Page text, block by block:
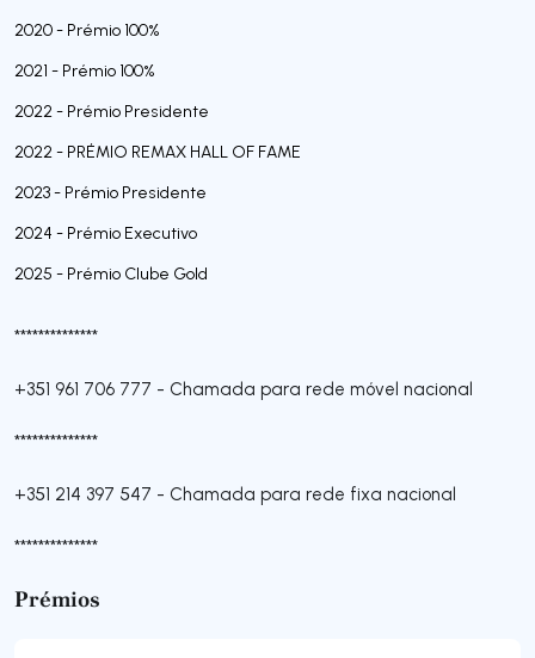
2020 - Prémio 100%
2021 - Prémio 100%
2022 - Prémio Presidente
2022 - PRÉMIO REMAX HALL OF FAME
2023 - Prémio Presidente
2024 - Prémio Executivo
2025 - Prémio Clube Gold
**************
+351 961 706 777 - Chamada para rede móvel nacional
**************
+351 214 397 547 - Chamada para rede fixa nacional
**************
Prémios